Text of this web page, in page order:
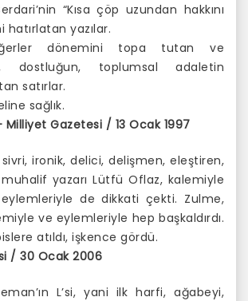
“Kısa çöp uzundan hakkını
hatırlatan yazılar.
dönemini topa tutan ve
dostluğun, toplumsal adaletin
satırlar.
sağlık.
Milliyet Gazetesi / 13 Ocak 1997
sivri, ironik, delici, delişmen, eleştiren,
yazarı Lütfü Oflaz, kalemiyle
de dikkati çekti. Zulme,
ve eylemleriyle hep başkaldırdı.
atıldı, işkence gördü.
/ 30 Ocak 2006
L’si, yani ilk harfi, ağabeyi,